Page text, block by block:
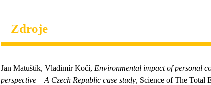
Zdroje
Jan Matuštík, Vladimír Kočí, Environmental impact of personal
perspective – A Czech Republic case study, Science of The Total